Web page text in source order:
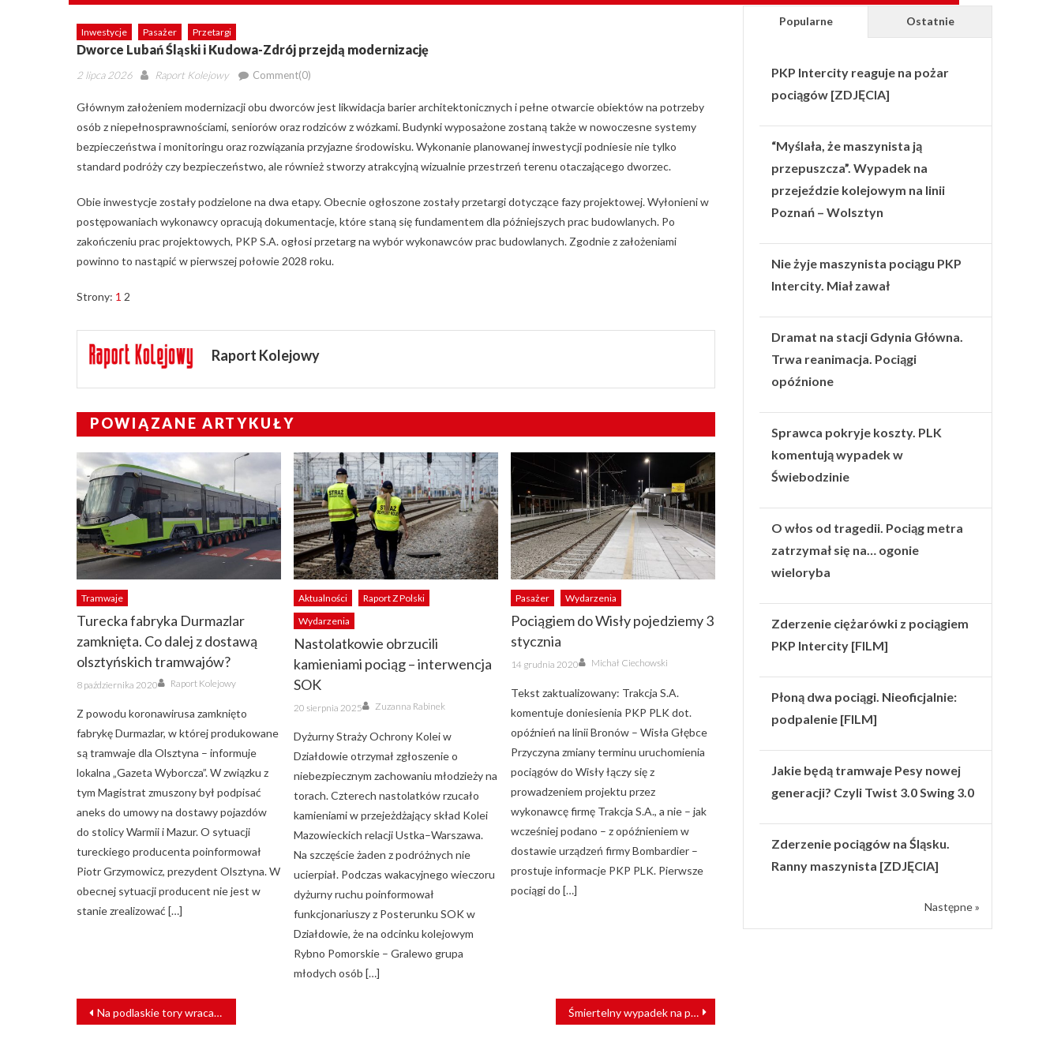
Inwestycje Pasażer Przetargi
Dworce Lubań Śląski i Kudowa-Zdrój przejdą modernizację
Posted
2 lipca 2026 Author
Raport Kolejowy Comment(0)
Głównym założeniem modernizacji obu dworców jest likwidacja barier architektonicznych i pełne otwarcie obiektów na potrzeby
osób z niepełnosprawnościami, seniorów oraz rodziców z wózkami. Budynki wyposażone zostaną także w nowoczesne systemy
bezpieczeństwa i monitoringu oraz rozwiązania przyjazne środowisku. Wykonanie planowanej inwestycji podniesie nie tylko
standard podróży czy bezpieczeństwo, ale również stworzy atrakcyjną wizualnie przestrzeń terenu otaczającego dworzec.
Obie inwestycje zostały podzielone na dwa etapy. Obecnie ogłoszone zostały przetargi dotyczące fazy projektowej. Wyłonieni w
postępowaniach wykonawcy opracują dokumentacje, które staną się fundamentem dla późniejszych prac budowlanych. Po
zakończeniu prac projektowych, PKP S.A. ogłosi przetarg na wybór wykonawców prac budowlanych. Zgodnie z założeniami
powinno to nastąpić w pierwszej połowie 2028 roku.
Strony: 1 2
Raport Kolejowy
POWIĄZANE ARTYKUŁY
Tramwaje
Turecka fabryka Durmazlar
zamknięta. Co dalej z dostawą
olsztyńskich tramwajów?
Posted
on
8 października 2020 Author
Raport Kolejowy
Z powodu koronawirusa zamknięto
fabrykę Durmazlar, w której produkowane
są tramwaje dla Olsztyna – informuje
lokalna „Gazeta Wyborcza”. W związku z
tym Magistrat zmuszony był podpisać
aneks do umowy na dostawy pojazdów
do stolicy Warmii i Mazur. O sytuacji
tureckiego producenta poinformował
Piotr Grzymowicz, prezydent Olsztyna. W
obecnej sytuacji producent nie jest w
stanie zrealizować […]
Aktualności
Raport Z Polski
Wydarzenia
Nastolatkowie obrzucili
kamieniami pociąg – interwencja
SOK
Posted
on
20 sierpnia 2025 Author
Zuzanna Rabinek
Dyżurny Straży Ochrony Kolei w
Działdowie otrzymał zgłoszenie o
niebezpiecznym zachowaniu młodzieży na
torach. Czterech nastolatków rzucało
kamieniami w przejeżdżający skład Kolei
Mazowieckich relacji Ustka–Warszawa.
Na szczęście żaden z podróżnych nie
ucierpiał. Podczas wakacyjnego wieczoru
dyżurny ruchu poinformował
funkcjonariuszy z Posterunku SOK w
Działdowie, że na odcinku kolejowym
Rybno Pomorskie – Gralewo grupa
młodych osób […]
Pasażer Wydarzenia
Pociągiem do Wisły pojedziemy 3
stycznia
Posted
on
14 grudnia 2020 Author
Michał Ciechowski
Tekst zaktualizowany: Trakcja S.A.
komentuje doniesienia PKP PLK dot.
opóźnień na linii Bronów – Wisła Głębce
Przyczyna zmiany terminu uruchomienia
pociągów do Wisły łączy się z
prowadzeniem projektu przez
wykonawcę firmę Trakcja S.A., a nie – jak
wcześniej podano – z opóźnieniem w
dostawie urządzeń firmy Bombardier –
prostuje informacje PKP PLK. Pierwsze
pociągi do […]
NAWIGACJA
WPISU
Na podlaskie tory wraca „Żubr” Śmiertelny wypadek na przejeździe kolejowym w Kiszkowie
Popularne Ostatnie
PKP Intercity reaguje na pożar
pociągów [ZDJĘCIA]
“Myślała, że maszynista ją
przepuszcza”. Wypadek na
przejeździe kolejowym na linii
Poznań – Wolsztyn
Nie żyje maszynista pociągu PKP
Intercity. Miał zawał
Dramat na stacji Gdynia Główna.
Trwa reanimacja. Pociągi
opóźnione
Sprawca pokryje koszty. PLK
komentują wypadek w
Świebodzinie
O włos od tragedii. Pociąg metra
zatrzymał się na… ogonie
wieloryba
Zderzenie ciężarówki z pociągiem
PKP Intercity [FILM]
Płoną dwa pociągi. Nieoficjalnie:
podpalenie [FILM]
Jakie będą tramwaje Pesy nowej
generacji? Czyli Twist 3.0 Swing 3.0
Zderzenie pociągów na Śląsku.
Ranny maszynista [ZDJĘCIA]
Następne »